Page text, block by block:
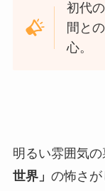
初代
間と
心。
明るい雰囲気の
世界」 の怖さが